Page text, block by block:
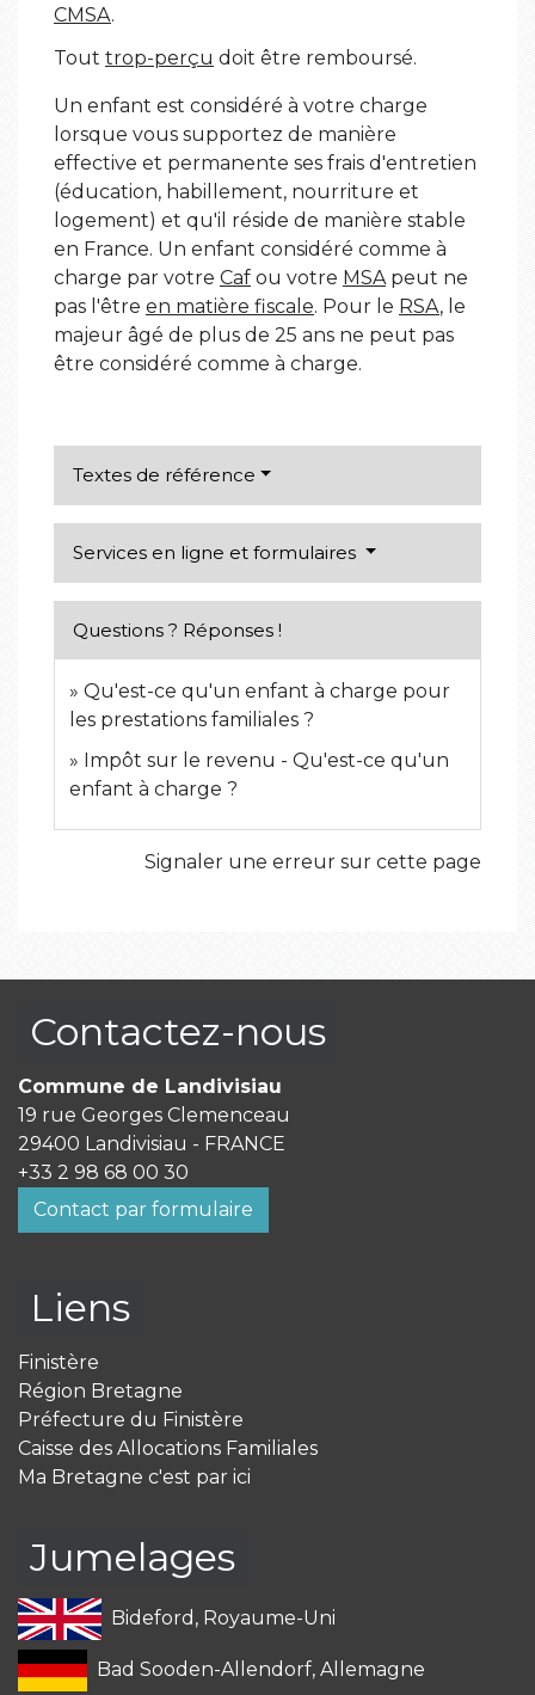
CMSA.
Tout trop-perçu doit être remboursé.
Un enfant est considéré à votre charge
lorsque vous supportez de manière
effective et permanente ses frais d'entretien
(éducation, habillement, nourriture et
logement) et qu'il réside de manière stable
en France. Un enfant considéré comme à
charge par votre Caf ou votre MSA peut ne
pas l'être en matière fiscale. Pour le RSA, le
majeur âgé de plus de 25 ans ne peut pas
être considéré comme à charge.
Textes de référence
Services en ligne et formulaires
Questions ? Réponses !
Qu'est-ce qu'un enfant à charge pour
les prestations familiales ?
Impôt sur le revenu - Qu'est-ce qu'un
enfant à charge ?
Signaler une erreur sur cette page
Contactez-nous
Commune de Landivisiau
19 rue Georges Clemenceau
29400 Landivisiau - FRANCE
+33 2 98 68 00 30
Contact par formulaire
Liens
Finistère
Région Bretagne
Préfecture du Finistère
Caisse des Allocations Familiales
Ma Bretagne c'est par ici
Jumelages
Bideford, Royaume-Uni
Bad Sooden-Allendorf, Allemagne